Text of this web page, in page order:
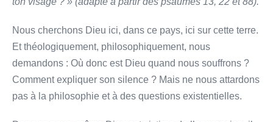
Nous cherchons Dieu ici, dans ce pays, ici sur cette terre.
Et théologiquement, philosophiquement, nous
demandons : Où donc est Dieu quand nous souffrons ?
Comment expliquer son silence ? Mais ne nous attardons
pas à la philosophie et à des questions existentielles.